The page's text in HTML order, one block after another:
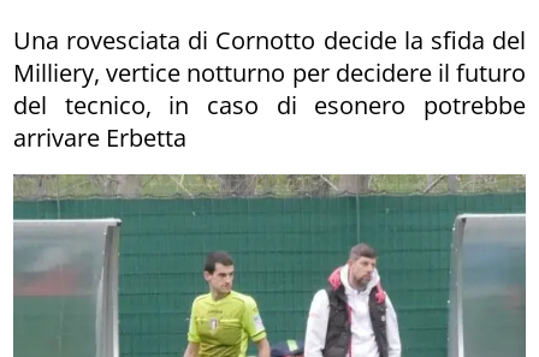
Una rovesciata di Cornotto decide la sfida del
Milliery, vertice notturno per decidere il futuro
del tecnico, in caso di esonero potrebbe
arrivare Erbetta